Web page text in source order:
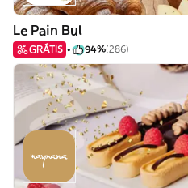
Le Pain Bul
GRÁTIS 94%(286)